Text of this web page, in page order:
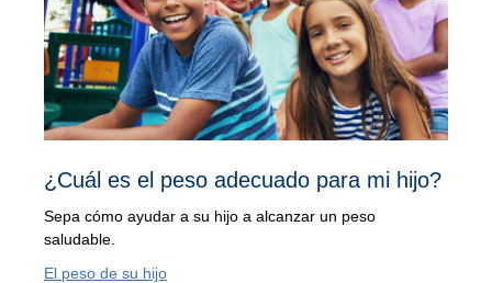
¿Cuál es el peso adecuado para mi hijo?
Sepa cómo ayudar a su hijo a alcanzar un peso
saludable.
El peso de su hijo